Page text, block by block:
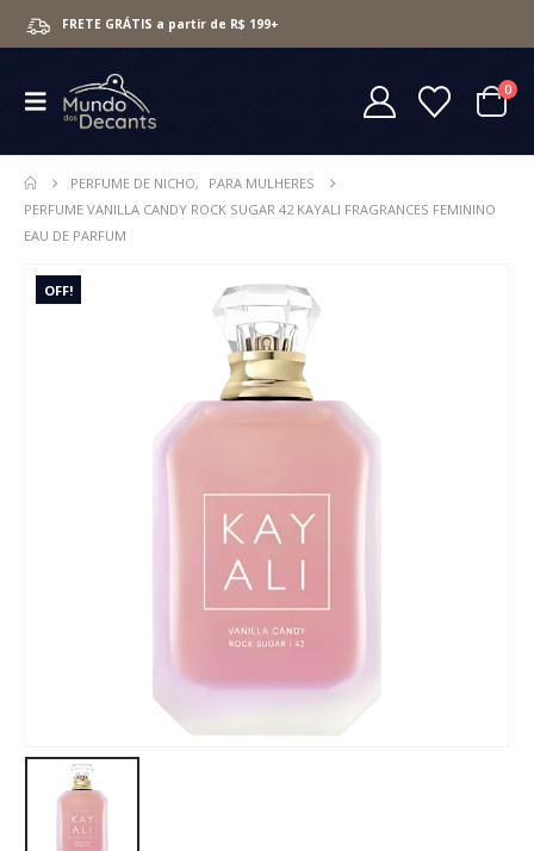
FRETE GRÁTIS a partir de R$ 199+
0
PERFUME DE NICHO,
PARA MULHERES
PERFUME VANILLA CANDY ROCK SUGAR 42 KAYALI FRAGRANCES FEMININO
EAU DE PARFUM
OFF!